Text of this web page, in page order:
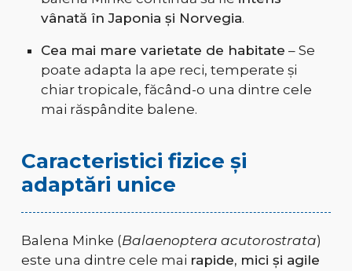
vânată în Japonia și Norvegia.
Cea mai mare varietate de habitate – Se
poate adapta la ape reci, temperate și
chiar tropicale, făcând-o una dintre cele
mai răspândite balene.
Caracteristici fizice și
adaptări unice
Balena Minke (Balaenoptera acutorostrata)
este una dintre cele mai rapide, mici și agile